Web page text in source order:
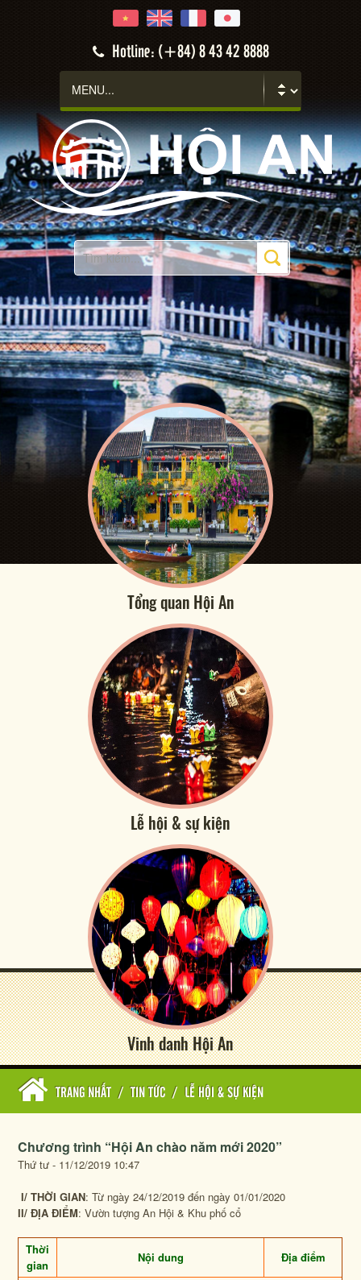
Hotline: (+84) 8 43 42 8888
Tổng quan Hội An
Lễ hội & sự kiện
Vinh danh Hội An
TRANG NHẤT / TIN TỨC / LỄ HỘI & SỰ KIỆN
Chương trình “Hội An chào năm mới 2020”
Thứ tư - 11/12/2019 10:47
I/ THỜI GIAN: Từ ngày 24/12/2019 đến ngày 01/01/2020
II/ ĐỊA ĐIỂM: Vườn tượng An Hội & Khu phố cổ
Thời
gian
Nội dung Địa điểm